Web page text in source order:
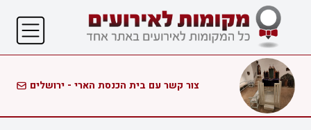
צור קשר עם בית הכנסת הארי - ירושלים